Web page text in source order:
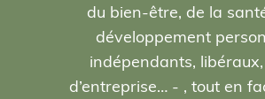
du bien-être, de la
développement
indépendants,
d’entreprise… - , tout en